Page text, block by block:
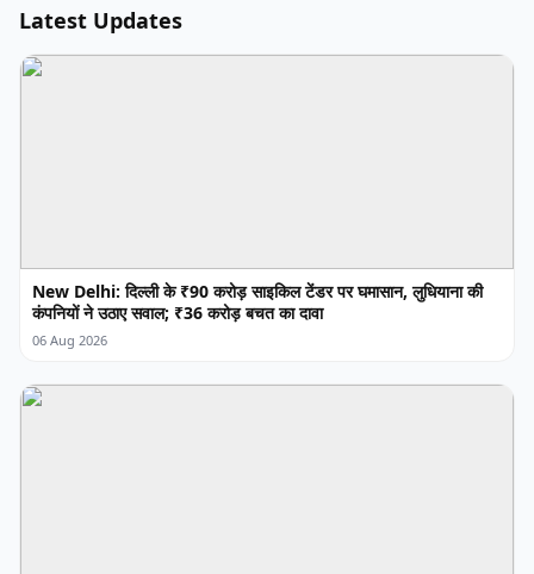
Latest Updates
New Delhi: दिल्ली के ₹90 करोड़ साइकिल टेंडर पर घमासान, लुधियाना की
कंपनियों ने उठाए सवाल; ₹36 करोड़ बचत का दावा
06 Aug 2026